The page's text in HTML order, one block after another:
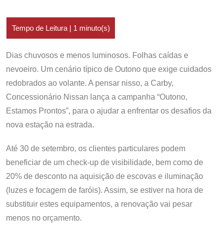
Dias chuvosos e menos luminosos. Folhas caídas e
nevoeiro. Um cenário típico de Outono que exige cuidados
redobrados ao volante. A pensar nisso, a Carby,
Concessionário Nissan lança a campanha “Outono,
Estamos Prontos”, para o ajudar a enfrentar os desafios da
nova estação na estrada.
Até 30 de setembro, os clientes particulares podem
beneficiar de um check-up de visibilidade, bem como de
20% de desconto na aquisição de escovas e iluminação
(luzes e focagem de faróis). Assim, se estiver na hora de
substituir estes equipamentos, a renovação vai pesar
menos no orçamento.